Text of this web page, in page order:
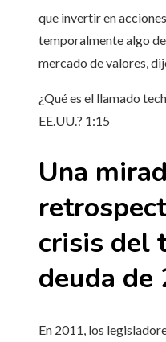
que invertir en
temporalmente algo
mercado de valores,
¿Qué es el llamado
EE.UU.? 1:15
Una
crisis del
deuda de
En 2011, los